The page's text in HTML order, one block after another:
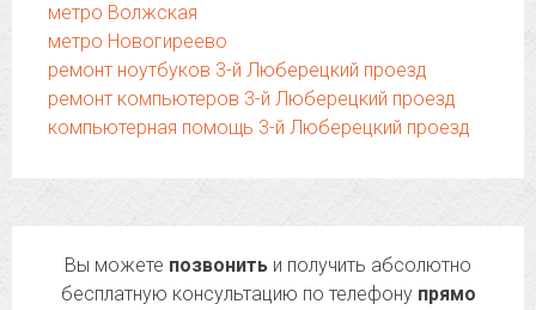
метро Волжская
метро Новогиреево
ремонт ноутбуков 3-й Люберецкий проезд
ремонт компьютеров 3-й Люберецкий проезд
компьютерная помощь 3-й Люберецкий проезд
Вы можете позвонить и получить абсолютно
бесплатную консультацию по телефону прямо